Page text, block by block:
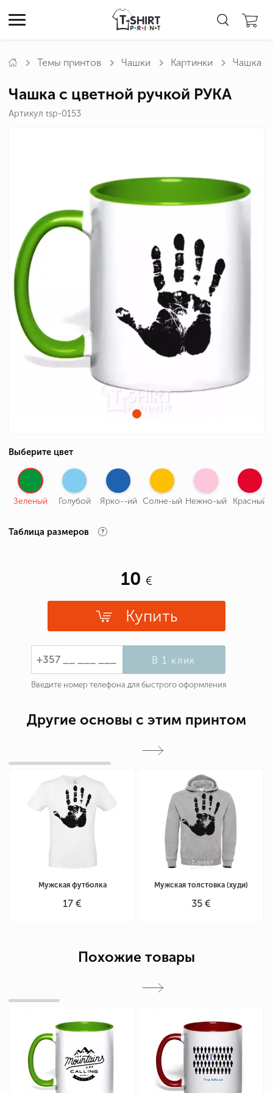
Темы принтов Чашки Картинки Чашка с
Чашка с цветной ручкой РУКА
Артикул tsp-0153
10
Купить
В 1 клик
Введите номер телефона для быстрого оформления
Выберите цвет
Зеленый Голубой Ярко--ий Солне-ый Нежно-ый Красный
Таблица размеров
Другие основы с этим принтом
Мужская футболка
17 €
Мужская толстовка (худи)
35 €
Похожие товары